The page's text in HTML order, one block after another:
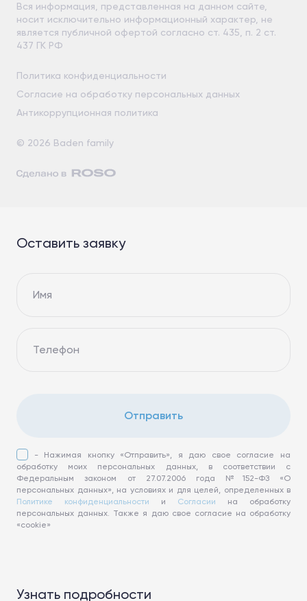
Вся информация, представленная на данном сайте,
носит исключительно информационный характер, не
является публичной офертой согласно ст. 435, п. 2 ст.
437 ГК РФ
Политика конфиденциальности
Согласие на обработку персональных данных
Антикоррупционная политика
© 2026 Baden family
Оставить заявку
Имя
Телефон
Отправить
- Нажимая кнопку «Отправить», я даю свое согласие на
обработку моих персональных данных, в соответствии с
Федеральным законом от 27.07.2006 года №152-ФЗ «О
персональных данных», на условиях и для целей, определенных в
Политике конфиденциальности и Согласии на обработку
персональных данных. Также я даю свое согласие на обработку
«cookie»
Узнать подробности